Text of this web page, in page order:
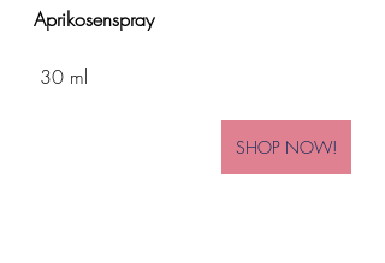
Aprikosenspray
30 ml
SHOP NOW!